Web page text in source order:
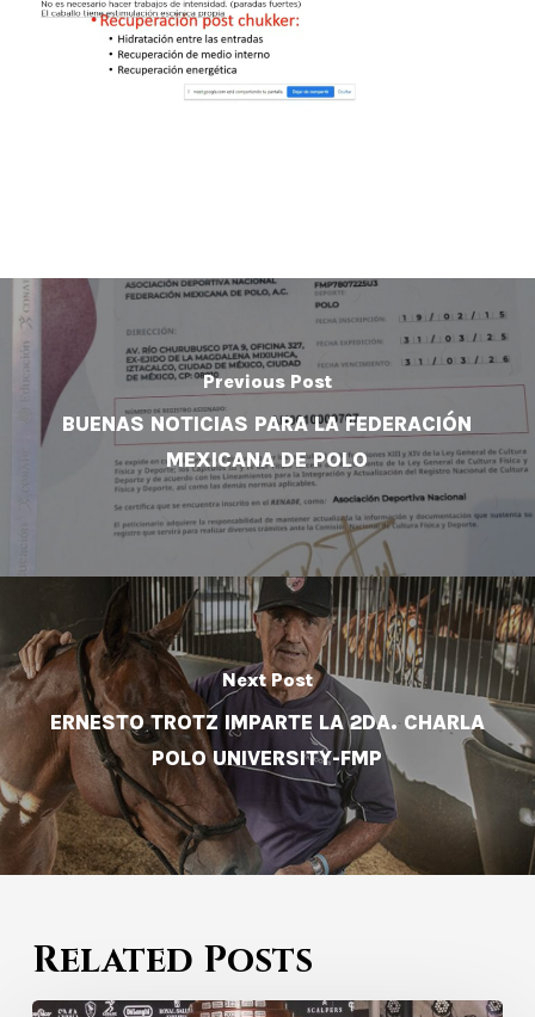
Previous Post
BUENAS NOTICIAS PARA LA FEDERACIÓN
MEXICANA DE POLO
Next Post
ERNESTO TROTZ IMPARTE LA 2DA. CHARLA
POLO UNIVERSITY-FMP
Related Posts